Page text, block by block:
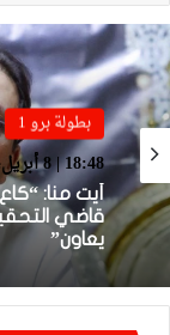
بطولة برو 1
18:48 | 8 أبريل، 2026
أيت منا:
قاضي
يعاون”
بطولة برو 1
22:23 | 6 أبريل، 2026
توالي